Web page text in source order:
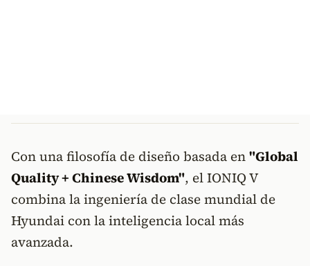
Con una filosofía de diseño basada en"Global
Quality + Chinese Wisdom", el IONIQ V
combina la ingeniería de clase mundial de
Hyundai con la inteligencia local más
avanzada.